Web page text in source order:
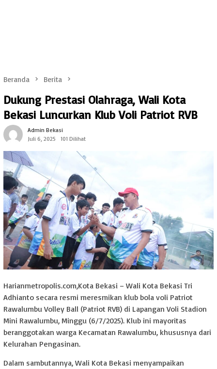
Beranda Berita
Dukung Prestasi Olahraga, Wali Kota
Bekasi Luncurkan Klub Voli Patriot RVB
Admin Bekasi
Juli 6, 2025
101 Dilihat
Harianmetropolis.com,Kota Bekasi – Wali Kota Bekasi Tri
Adhianto secara resmi meresmikan klub bola voli Patriot
Rawalumbu Volley Ball (Patriot RVB) di Lapangan Voli Stadion
Mini Rawalumbu, Minggu (6/7/2025). Klub ini mayoritas
beranggotakan warga Kecamatan Rawalumbu, khususnya dari
Kelurahan Pengasinan.
Dalam sambutannya, Wali Kota Bekasi menyampaikan